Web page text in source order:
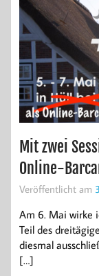
Mit zwei
Online-
Veröffentlicht am
Am 6. Mai wirke
Teil des
diesmal
[…]